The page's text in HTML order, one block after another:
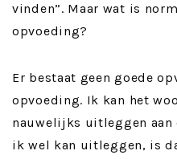
vinden”. Maar wat is
opvoeding?
Er bestaat geen goede
opvoeding. Ik kan het
nauwelijks uitleggen aan
ik wel kan uitleggen, is